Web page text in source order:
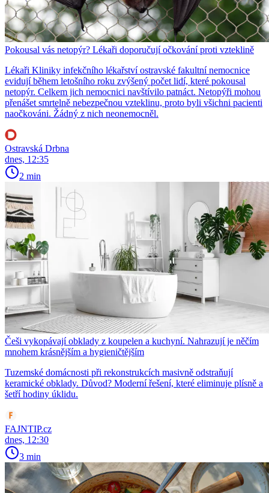
Pokousal vás netopýr? Lékaři doporučují očkování proti vzteklině
Lékaři Kliniky infekčního lékařství ostravské fakultní nemocnice
evidují během letošního roku zvýšený počet lidí, které pokousal
netopýr. Celkem jich nemocnici navštívilo patnáct. Netopýři mohou
přenášet smrtelně nebezpečnou vzteklinu, proto byli všichni pacienti
naočkováni. Žádný z nich neonemocněl.
Ostravská Drbna
dnes, 12:35
2 min
Češi vykopávají obklady z koupelen a kuchyní. Nahrazují je něčím
mnohem krásnějším a hygieničtějším
Tuzemské domácnosti při rekonstrukcích masivně odstraňují
keramické obklady. Důvod? Moderní řešení, které eliminuje plísně a
šetří hodiny úklidu.
FAJNTIP.cz
dnes, 12:30
3 min